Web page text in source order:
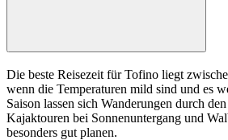
Die beste Reisezeit für Tofino liegt
wenn die Temperaturen mild sind und es
Saison lassen sich Wanderungen durch
Kajaktouren bei Sonnenuntergang und
besonders gut planen.